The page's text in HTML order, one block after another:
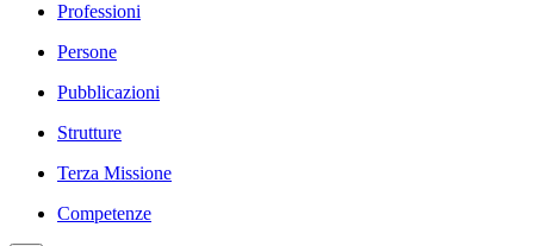
Professioni
Persone
Pubblicazioni
Strutture
Terza Missione
Competenze